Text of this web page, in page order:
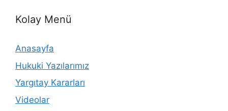
Kolay Menü
Anasayfa
Hukuki Yazılarımız
Yargıtay Kararları
Videolar